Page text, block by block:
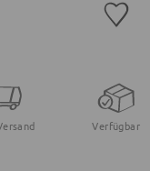
Verfügbar